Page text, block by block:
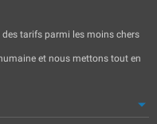
tarifs parmi les moins chers
et nous mettons tout en